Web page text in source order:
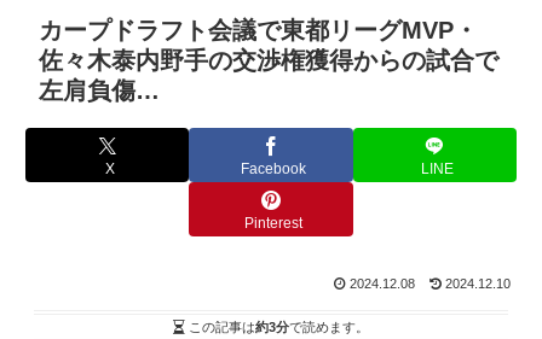
カープドラフト会議で東都リーグMVP・
佐々木泰内野手の交渉権獲得からの試合で
左肩負傷…
X Facebook LINE
Pinterest
2024.12.08 2024.12.10
この記事は約3分で読めます。